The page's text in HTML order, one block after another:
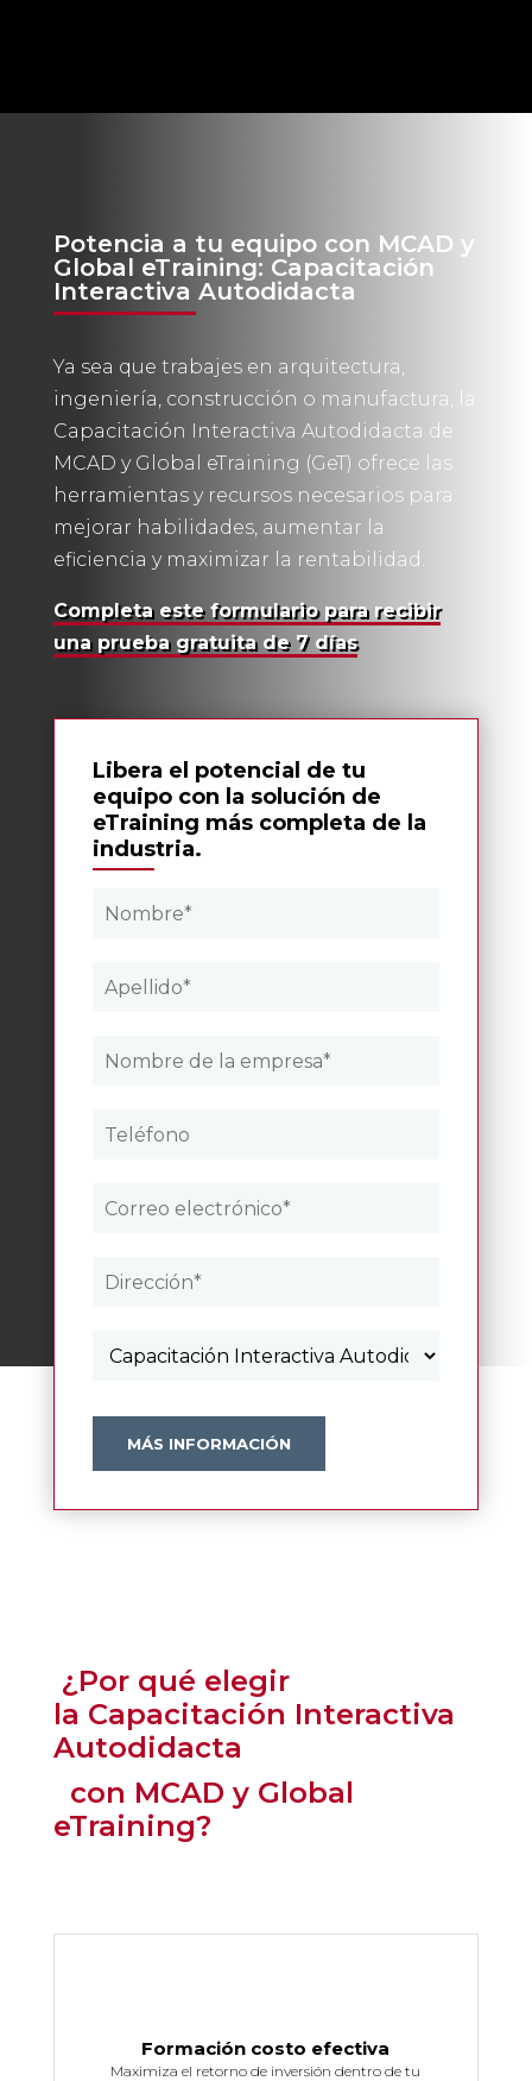
Potencia a tu equipo con MCAD y
Global eTraining: Capacitación
Interactiva Autodidacta
Ya sea que trabajes en arquitectura,
ingeniería, construcción o manufactura, la
Capacitación Interactiva Autodidacta de
MCAD y Global eTraining (GeT) ofrece las
herramientas y recursos necesarios para
mejorar habilidades, aumentar la
eficiencia y maximizar la rentabilidad.
Completa este formulario para recibir
una prueba gratuita de 7 días
Libera el potencial de tu
equipo con la solución de
eTraining más completa de la
industria.
¿Por qué elegir
la Capacitación Interactiva
Autodidacta
con MCAD y Global
eTraining?
Formación costo efectiva
Maximiza el retorno de inversión dentro de tu